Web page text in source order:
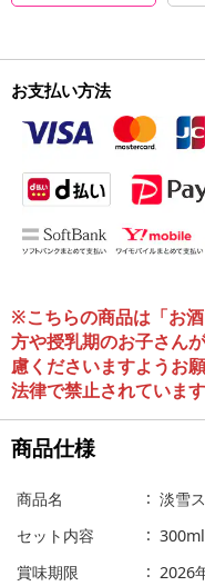
お支払い方法
※こちらの商品は「お
方や授乳期のお子さん
慮くださいますようお
法律で禁止されています
商品仕様
商品名
淡雪
セット内容
賞味期限
2026